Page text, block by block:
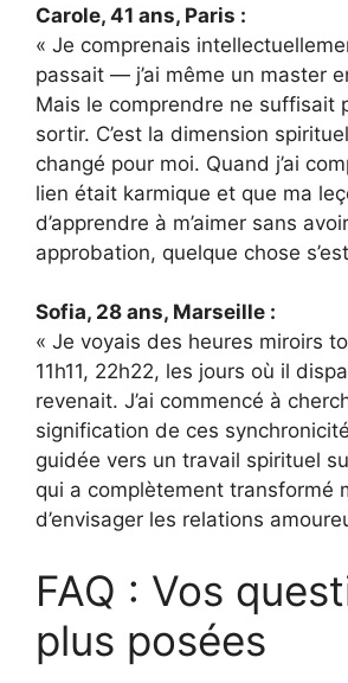
Carole, 41 ans, Paris :
« Je comprenais
passait — j’ai même un master
Mais le comprendre ne suffisait
sortir. C’est la dimension
changé pour moi. Quand j’ai
lien était karmique et que ma
d’apprendre à m’aimer sans
approbation, quelque chose
Sofia, 28 ans, Marseille :
« Je voyais des heures miroirs
11h11, 22h22, les jours où il
revenait. J’ai commencé à
signification de ces
guidée vers un travail spirituel
qui a complètement transformé
d’envisager les relations
FAQ : Vos
plus posées